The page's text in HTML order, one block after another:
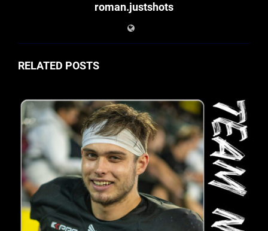
roman.justshots
RELATED POSTS